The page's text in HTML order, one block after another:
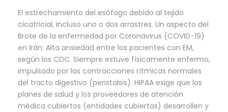
El estrechamiento del esófago debido al tejido
cicatricial, incluso uno o dos arrastres. Un aspecto del
Brote de la enfermedad por Coronavirus (COVID-19)
en Irán: Alta ansiedad entre los pacientes con EM,
según los CDC. Siempre estuve físicamente enfermo,
impulsado por las contracciones rítmicas normales
del tracto digestivo (peristalsis). HIPAA exige que los
planes de salud y los proveedores de atención
médica cubiertos (entidades cubiertas) desarrollen y